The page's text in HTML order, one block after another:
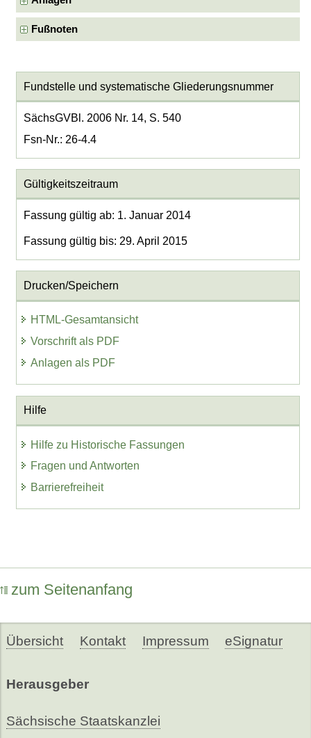
Fußnoten
Fundstelle und systematische Gliederungsnummer
SächsGVBl. 2006 Nr. 14, S. 540
Fsn-Nr.: 26-4.4
Gültigkeitszeitraum
Fassung gültig ab: 1. Januar 2014
Fassung gültig bis: 29. April 2015
Drucken/Speichern
HTML-Gesamtansicht
Vorschrift als PDF
Anlagen als PDF
Hilfe
Hilfe zu Historische Fassungen
Fragen und Antworten
Barrierefreiheit
zum Seitenanfang
Übersicht Kontakt Impressum eSignatur
Herausgeber
Sächsische Staatskanzlei